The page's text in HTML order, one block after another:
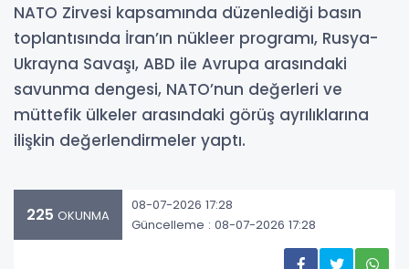
NATO Zirvesi kapsamında düzenlediği basın
toplantısında İran’ın nükleer programı, Rusya-
Ukrayna Savaşı, ABD ile Avrupa arasındaki
savunma dengesi, NATO’nun değerleri ve
müttefik ülkeler arasındaki görüş ayrılıklarına
ilişkin değerlendirmeler yaptı.
225 OKUNMA
08-07-2026 17:28
Güncelleme : 08-07-2026 17:28